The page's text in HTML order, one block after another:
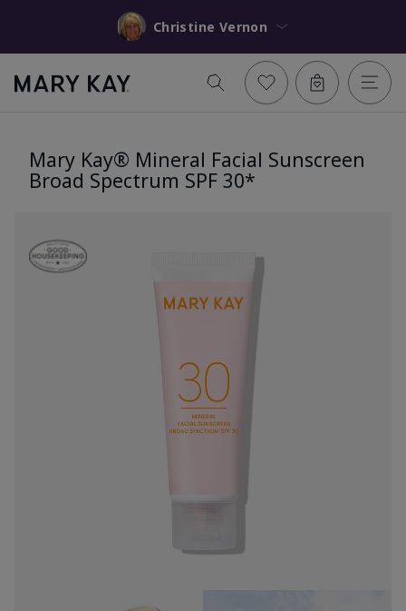
Christine Vernon
Mary Kay® Mineral Facial Sunscreen
Broad Spectrum SPF 30*